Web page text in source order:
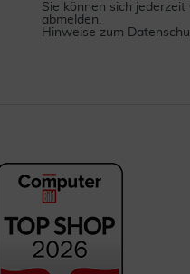
Sie können sich
abmelden.
Hinweise zum